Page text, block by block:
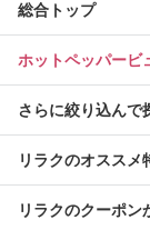
総合トップ
ホットペッパー
さらに絞り込んで
リラクのオススメ
リラクのクーポン